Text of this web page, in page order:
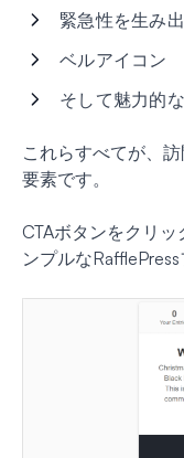
緊急性を生み
ベルアイコン
そして魅力的
これらすべてが、
要素です。
CTAボタンをクリ
ンプルな